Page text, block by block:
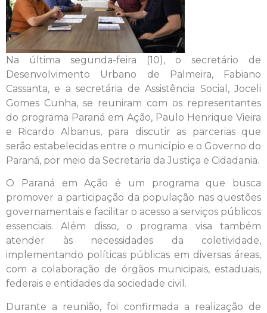
Na última segunda-feira (10), o secretário de
Desenvolvimento Urbano de Palmeira, Fabiano
Cassanta, e a secretária de Assistência Social, Joceli
Gomes Cunha, se reuniram com os representantes
do programa Paraná em Ação, Paulo Henrique Vieira
e Ricardo Albanus, para discutir as parcerias que
serão estabelecidas entre o município e o Governo do
Paraná, por meio da Secretaria da Justiça e Cidadania.
O Paraná em Ação é um programa que busca
promover a participação da população nas questões
governamentais e facilitar o acesso a serviços públicos
essenciais. Além disso, o programa visa também
atender às necessidades da coletividade,
implementando políticas públicas em diversas áreas,
com a colaboração de órgãos municipais, estaduais,
federais e entidades da sociedade civil.
Durante a reunião, foi confirmada a realização de